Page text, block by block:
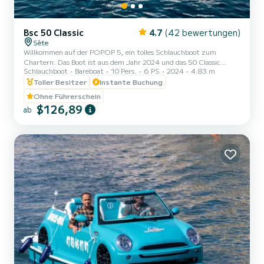
Bsc 50 Classic 4.7 (42 bewertungen)
Sète
Willkommen auf der POPOP 5, ein tolles Schlauchboot zum
Chartern. Das Boot ist aus dem Jahr 2024 und das 50 Classic
bringt Sie zu den schönsten Ankerplätzen um . Auf diesem Boot
mit einer Gesamtlänge von 5 Metern verbringen Sie mit Sicherheit
einen tollen Tag oder eine tolle Woche. Sie können mit bis zu
Personen an Bord kommen. Sie können uns Ihre
Reservierungsanfrage auf SamBoat senden!
Schlauchboot Bareboat 10 Pers. 6 PS 2024
4.83 m
Toller Besitzer
Instante Buchung
Ohne Führerschein
ab $126,89